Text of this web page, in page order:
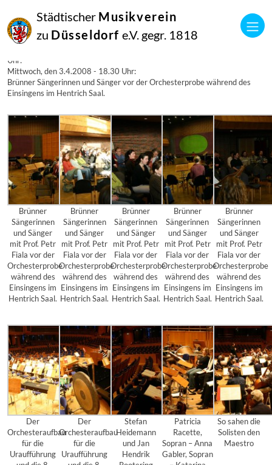
Städtischer Musikverein
zu Düsseldorf e.V. gegr. 1818
April
2008
Manfred Hill
Uhr:
Mittwoch, den 3.4.2008 - 18.30 Uhr:
Brünner Sängerinnen und Sänger vor der Orchesterprobe während des
Einsingens im Hentrich Saal.
Brünner
Sängerinnen
und Sänger
mit Prof. Petr
Fiala vor der
Orchesterprobe
während des
Einsingens im
Hentrich Saal.
Brünner
Sängerinnen
und Sänger
mit Prof. Petr
Fiala vor der
Orchesterprobe
während des
Einsingens im
Hentrich Saal.
Brünner
Sängerinnen
und Sänger
mit Prof. Petr
Fiala vor der
Orchesterprobe
während des
Einsingens im
Hentrich Saal.
Brünner
Sängerinnen
und Sänger
mit Prof. Petr
Fiala vor der
Orchesterprobe
während des
Einsingens im
Hentrich Saal.
Brünner
Sängerinnen
und Sänger
mit Prof. Petr
Fiala vor der
Orchesterprobe
während des
Einsingens im
Hentrich Saal.
Der
Orchesteraufbau
für die
Uraufführung
Der
Orchesteraufbau
für die
Uraufführung
Stefan
Heidemann
und Jan
Hendrik
Patricia
Racette,
Sopran – Anna
Gabler, Sopran
So sahen die
Solisten den
Maestro